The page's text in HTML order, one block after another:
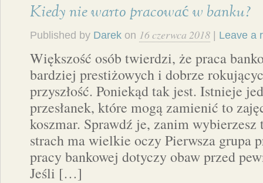
Kiedy nie warto pracować w banku?
Published by Darek on 16 czerwca 2018 Leave a
Większość osób twierdzi, że praca
bardziej prestiżowych i dobrze
przyszłość. Poniekąd tak jest. Istnieje
przesłanek, które mogą zamienić to
koszmar. Sprawdź je, zanim
strach ma wielkie oczy Pierwsza grupa
pracy bankowej dotyczy obaw przed
Jeśli […]